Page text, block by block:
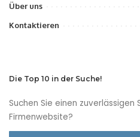
Über uns
Kontaktieren
Die Top 10 in der Suche!
Suchen Sie einen
Firmenwebsite?